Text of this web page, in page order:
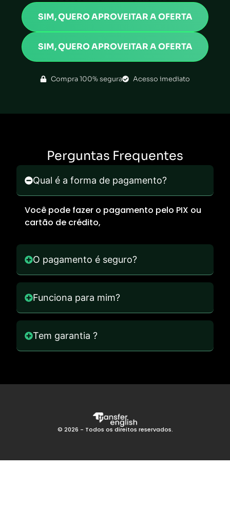
SIM, QUERO APROVEITAR A OFERTA
SIM, QUERO APROVEITAR A OFERTA
Compra 100% segura Acesso imediato
Perguntas Frequentes
Qual é a forma de pagamento?
Você pode fazer o pagamento pelo PIX ou
cartão de crédito,
O pagamento é seguro?
Funciona para mim?
Tem garantia ?
© 2026 - Todos os direitos reservados.